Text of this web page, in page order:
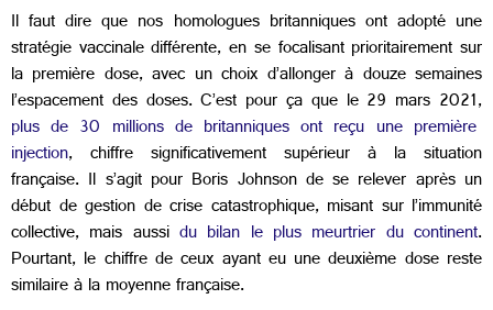
Il faut dire que nos homologues britanniques ont adopté une
stratégie vaccinale différente, en se focalisant prioritairement sur
la première dose, avec un choix d’allonger à douze semaines
l’espacement des doses. C’est pour ça que le 29 mars 2021,
plus de 30 millions de britanniques ont reçu une première
injection, chiffre significativement supérieur à la situation
française. Il s’agit pour Boris Johnson de se relever après un
début de gestion de crise catastrophique, misant sur l’immunité
collective, mais aussidu bilan le plus meurtrier du continent.
Pourtant, le chiffre de ceux ayant eu une deuxième dose reste
similaire à la moyenne française.